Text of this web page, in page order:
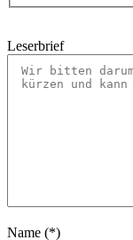
Leserbrief
Name (*)